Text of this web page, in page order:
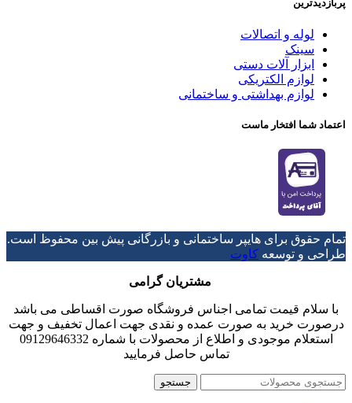
پربازدیدترین
لوله و اتصالات
سینک
ابزار آلات دستی
لوازم الکتریکی
لوازم بهداشتی و ساختمانی
اعتماد شما افتخار ماست
تمام حقوق برای هایپر ساختمانی و بازرگانی پیش بین محفوظ است.
طراحی و توسعه کاوت
مشتریان گرامی
با سلام قیمت تمامی اجناس فروشگاه صورت اقساطی می باشد
درصورت خرید به صورت عمده و نقدی جهت اعمال تخفیف و جهت
استعلام موجودی و اطلاع از محصولات با شماره 09129646332
تماس حاصل فرمایید
جستجو